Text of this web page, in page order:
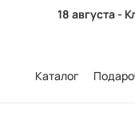
18 августа -
Каталог